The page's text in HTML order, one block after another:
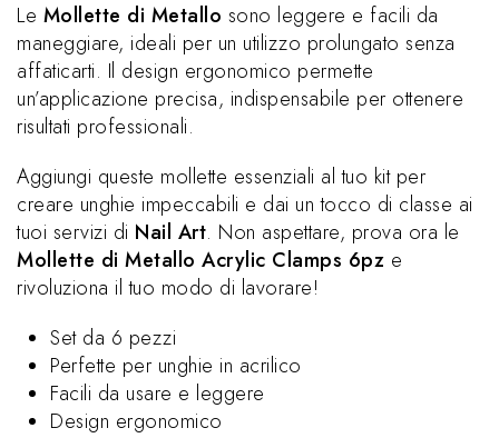
Le Mollette di Metallo sono leggere e facili da
maneggiare, ideali per un utilizzo prolungato senza
affaticarti. Il design ergonomico permette
un’applicazione precisa, indispensabile per ottenere
risultati professionali.
Aggiungi queste mollette essenziali al tuo kit per
creare unghie impeccabili e dai un tocco di classe ai
tuoi servizi di Nail Art. Non aspettare, prova ora le
Mollette di Metallo Acrylic Clamps 6pz e
rivoluziona il tuo modo di lavorare!
Set da 6 pezzi
Perfette per unghie in acrilico
Facili da usare e leggere
Design ergonomico